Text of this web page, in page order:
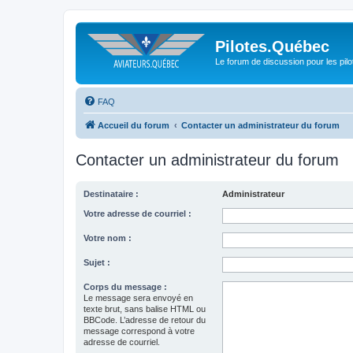
Pilotes.Québec
Le forum de discussion pour les
FAQ
Accueil du forum Contacter un administrateur du forum
Contacter un administrateur du forum
Destinataire : Administrateur
Votre adresse de courriel :
Votre nom :
Sujet :
Corps du message :
Le message sera envoyé en
texte brut, sans balise HTML ou
BBCode. L’adresse de retour du
message correspond à votre
adresse de courriel.